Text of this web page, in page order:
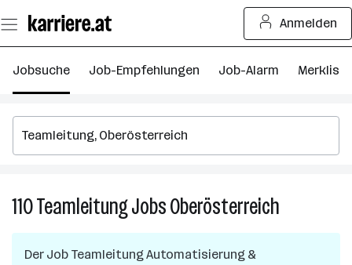
Seiteninhalt
springen
Anmelden
Jobsuche Job-Empfehlungen Job-Alarm Merkliste
110TeamleitungJobsOberösterreich
Der Job Teamleitung Automatisierung &